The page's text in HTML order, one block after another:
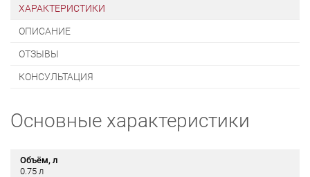
ХАРАКТЕРИСТИКИ
ОПИСАНИЕ
ОТЗЫВЫ
КОНСУЛЬТАЦИЯ
Основные характеристики
Объём, л
0.75 л